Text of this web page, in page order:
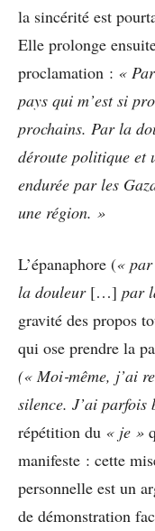
la sincérité est
Elle prolonge
proclamation : «
pays qui m’est si
prochains. Par la
déroute politique et
endurée par les
une région. »
L’épanaphore («
la douleur[…] par
gravité des propos
qui ose prendre la
(« Moi‐même, j’ai
silence. J’ai
répétition du « je »
manifeste : cette
personnelle est un
de démonstration